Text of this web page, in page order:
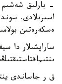
- بارلىق شەشىم
اسىرىلادى.
ەسكەرەتىن
ساراپشىلار دا
ق ر جاساندى